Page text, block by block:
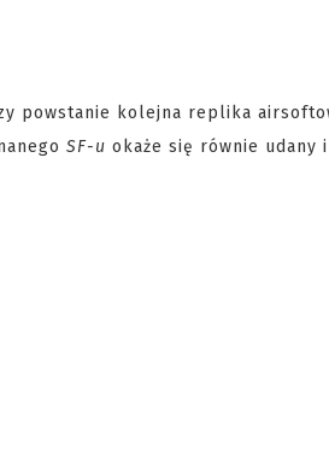
powstanie kolejna replika
SF-u okaże się równie udany i